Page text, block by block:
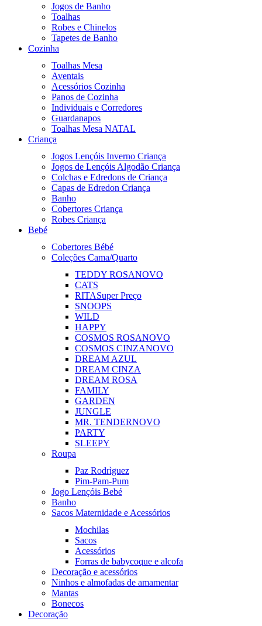
Jogos de Banho
Toalhas
Robes e Chinelos
Tapetes de Banho
Cozinha
Toalhas Mesa
Aventais
Acessórios Cozinha
Panos de Cozinha
Individuais e Corredores
Guardanapos
Toalhas Mesa NATAL
Criança
Jogos Lençóis Inverno Criança
Jogos de Lençóis Algodão Criança
Colchas e Edredons de Criança
Capas de Edredon Criança
Banho
Cobertores Criança
Robes Criança
Bebé
Cobertores Bébé
Coleções Cama/Quarto
TEDDY ROSANOVO
CATS
RITASuper Preço
SNOOPS
WILD
HAPPY
COSMOS ROSANOVO
COSMOS CINZANOVO
DREAM AZUL
DREAM CINZA
DREAM ROSA
FAMILY
GARDEN
JUNGLE
MR. TENDERNOVO
PARTY
SLEEPY
Roupa
Paz Rodrìguez
Pim-Pam-Pum
Jogo Lençóis Bebé
Banho
Sacos Maternidade e Acessórios
Mochilas
Sacos
Acessórios
Forras de babycoque e alcofa
Decoração e acessórios
Ninhos e almofadas de amamentar
Mantas
Bonecos
Decoração